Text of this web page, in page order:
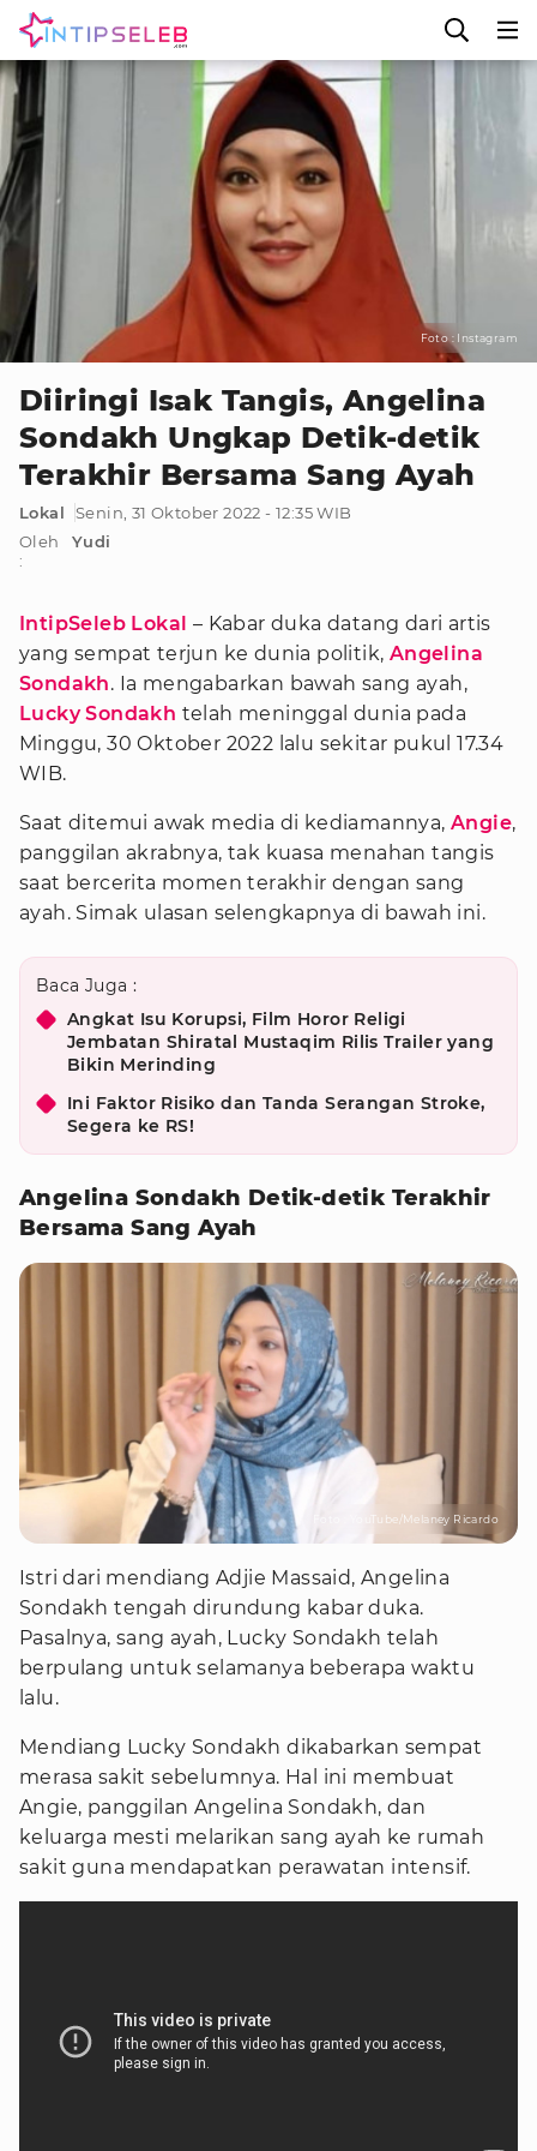
Foto : Instagram
Diiringi Isak Tangis, Angelina
Sondakh Ungkap Detik-detik
Terakhir Bersama Sang Ayah
Lokal
Senin, 31 Oktober 2022 - 12:35 WIB
Oleh
:
Yudi
IntipSeleb Lokal – Kabar duka datang dari artis
yang sempat terjun ke dunia politik, Angelina
Sondakh. Ia mengabarkan bawah sang ayah,
Lucky Sondakh telah meninggal dunia pada
Minggu, 30 Oktober 2022 lalu sekitar pukul 17.34
WIB.
Saat ditemui awak media di kediamannya, Angie,
panggilan akrabnya, tak kuasa menahan tangis
saat bercerita momen terakhir dengan sang
ayah. Simak ulasan selengkapnya di bawah ini.
Baca Juga :
Angkat Isu Korupsi, Film Horor Religi
Jembatan Shiratal Mustaqim Rilis Trailer yang
Bikin Merinding
Ini Faktor Risiko dan Tanda Serangan Stroke,
Segera ke RS!
Angelina Sondakh Detik-detik Terakhir
Bersama Sang Ayah
Foto : YouTube/Melaney Ricardo
Istri dari mendiang Adjie Massaid, Angelina
Sondakh tengah dirundung kabar duka.
Pasalnya, sang ayah, Lucky Sondakh telah
berpulang untuk selamanya beberapa waktu
lalu.
Mendiang Lucky Sondakh dikabarkan sempat
merasa sakit sebelumnya. Hal ini membuat
Angie, panggilan Angelina Sondakh, dan
keluarga mesti melarikan sang ayah ke rumah
sakit guna mendapatkan perawatan intensif.